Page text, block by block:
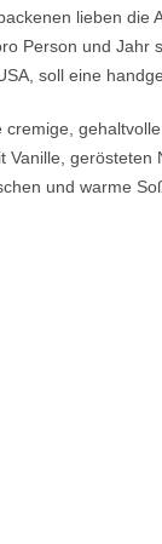
lieben die
Person und Jahr
soll eine
cremige,
Vanille, gerösteten
und warme